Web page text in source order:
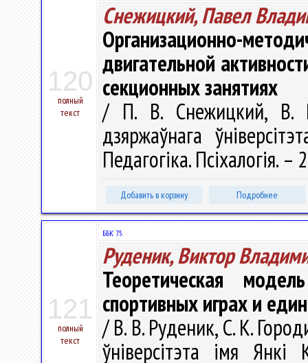
120
полный
текст
Снежицкий, Павел
Организационно-
двигательной
секционных занятиях
/ П. В. Снежицкий, В.
дзяржаўнага
Педагогіка. Псіхалогія.
Добавить в корзину Подробнее
121
полный
текст
ББК 75.
Руденик, Виктор
Теоретическая
спортивных играх и
/ В. В. Руденик, С. К.
ўніверсітэта імя Янкі